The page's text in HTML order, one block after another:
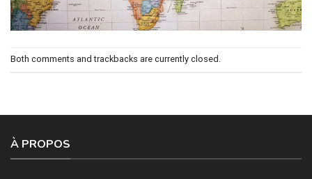
Both comments and trackbacks are currently closed.
À PROPOS